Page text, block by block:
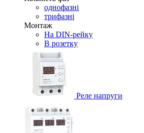
однофазні
трифазні
Монтаж
На DIN-рейку
В розетку
Реле напруги